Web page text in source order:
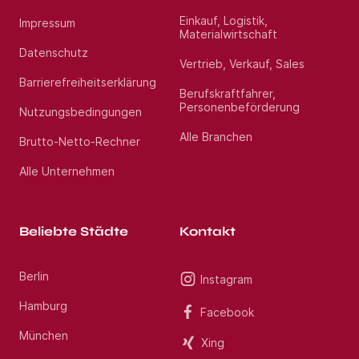
Abwechslungsreiche Tätigkeit mit großem
Motiviertes Team (50 Beschäftigte am Standort)
Unterstützung bei Aus- und
Weiterbildungsmaßnahmen
Betriebliche Altersvorsorge
Kostenlose Mitarbeiterparkplätze
Vergütungserwartung sowie Angaben zum
frühestmöglichen Eintrittstermin an ProChem GmbH, Frau
Ellen Kreutz (Personalabteilung), gerne per E-Mail an
karriere@prochem-group.de
Impressum
Datenschutz
Barrierefreiheitserklärung
Nutzungsbedingungen
Brutto-Netto-Rechner
Alle Unternehmen
Einkauf, Logistik,
Materialwirtschaft
Vertrieb, Verkauf, Sales
Berufskraftfahrer,
Personenbeförderung
Alle Branchen
Beliebte Städte
Berlin
Hamburg
München
Kontakt
Instagram
Facebook
Xing